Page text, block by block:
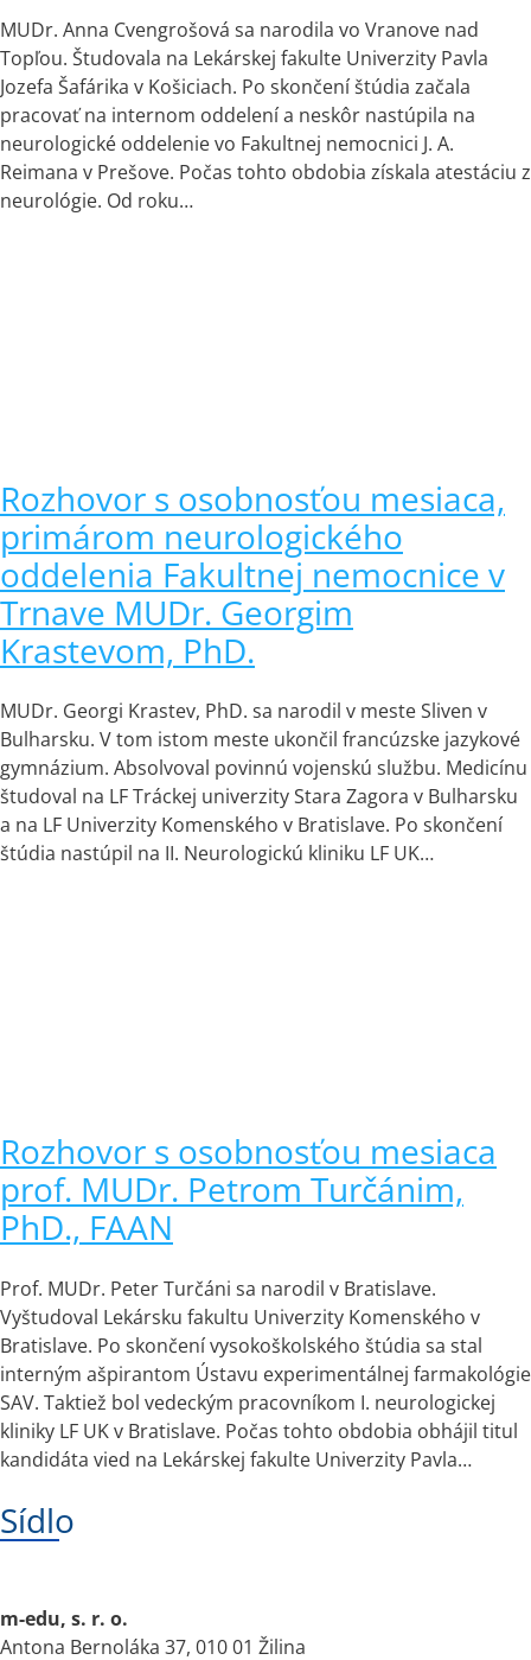
MUDr. Anna Cvengrošová sa narodila vo Vranove nad
Topľou. Študovala na Lekárskej fakulte Univerzity Pavla
Jozefa Šafárika v Košiciach. Po skončení štúdia začala
pracovať na internom oddelení a neskôr nastúpila na
neurologické oddelenie vo Fakultnej nemocnici J. A.
Reimana v Prešove. Počas tohto obdobia získala atestáciu z
neurológie. Od roku…
Rozhovor s osobnosťou mesiaca,
primárom neurologického
oddelenia Fakultnej nemocnice v
Trnave MUDr. Georgim
Krastevom, PhD.
MUDr. Georgi Krastev, PhD. sa narodil v meste Sliven v
Bulharsku. V tom istom meste ukončil francúzske jazykové
gymnázium. Absolvoval povinnú vojenskú službu. Medicínu
študoval na LF Tráckej univerzity Stara Zagora v Bulharsku
a na LF Univerzity Komenského v Bratislave. Po skončení
štúdia nastúpil na II. Neurologickú kliniku LF UK…
Rozhovor s osobnosťou mesiaca
prof. MUDr. Petrom Turčánim,
PhD., FAAN
Prof. MUDr. Peter Turčáni sa narodil v Bratislave.
Vyštudoval Lekársku fakultu Univerzity Komenského v
Bratislave. Po skončení vysokoškolského štúdia sa stal
interným ašpirantom Ústavu experimentálnej farmakológie
SAV. Taktiež bol vedeckým pracovníkom I. neurologickej
kliniky LF UK v Bratislave. Počas tohto obdobia obhájil titul
kandidáta vied na Lekárskej fakulte Univerzity Pavla…
Sídlo
m-edu, s. r. o.
Antona Bernoláka 37, 010 01 Žilina